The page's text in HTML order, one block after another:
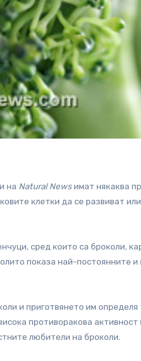
на Natural Newsимат някаква
клетки да се развиват
сред които са броколи,
показа най-постоянните
и приготвянето им
противоракова
любители на броколи.